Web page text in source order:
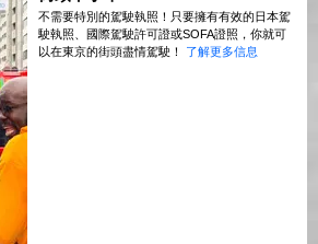
不需要特別的駕駛執照！只要擁有有效的日本駕
駛執照、國際駕駛許可證或SOFA證照，你就可
以在東京的街頭盡情駕駛！ 了解更多信息